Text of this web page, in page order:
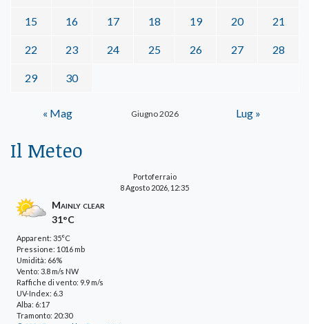
Giugno 2026
15 16 17 18 19 20 21
22 23 24 25 26 27 28
29 30
« Mag Lug »
Il Meteo
Portoferraio
8 Agosto 2026, 12:35
Mainly clear
31°C
Apparent: 35°C
Pressione: 1016 mb
Umidità: 66%
Vento: 3.8 m/s NW
Raffiche di vento: 9.9 m/s
UV-Index: 6.3
Alba: 6:17
Tramonto: 20:30